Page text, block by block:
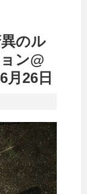
のル
ン@
月26日